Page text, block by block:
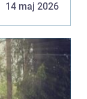
14 maj 2026